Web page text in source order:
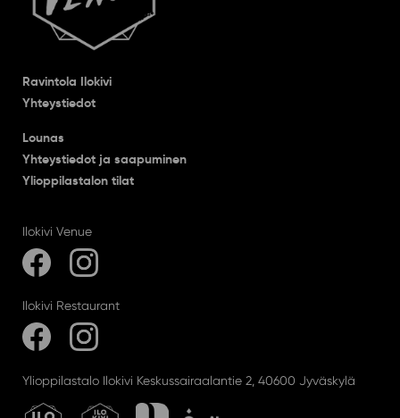
Ravintola Ilokivi
Yhteystiedot
Lounas
Yhteystiedot ja saapuminen
Ylioppilastalon tilat
Ilokivi Venue
Ilokivi Restaurant
Ylioppilastalo Ilokivi Keskussairaalantie 2, 40600 Jyväskylä